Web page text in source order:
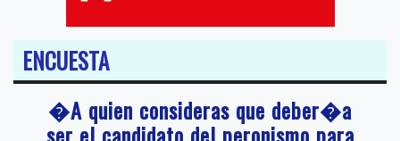
ENCUESTA
�A quien consideras que deber�a